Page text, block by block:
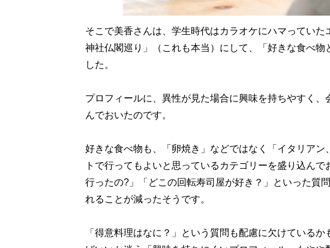
そこで美香さんは、学生時代はカラオケにハマってい
神社仏閣巡り」（これも本当）にして、「好きな食べ物
した。
プロフィールに、異性が見た場合に興味を持ちやすく
んでおいたのです。
好きな食べ物も、「卵焼き」などではなく「イタリア
トで行ってもよいと思っているカテゴリーを盛り込ん
行ったの?」「どこの回転寿司屋が好き？」といった質
れることが減ったそうです。
「得意料理はなに？」という質問も配慮に欠けている